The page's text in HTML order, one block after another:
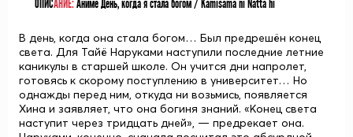
ОПИСАНИЕ:Аниме День, когда я стала богом / Kamisama ni Natta hi
В день, когда она стала богом… Был предрешён конец
света. Для Тайё Наруками наступили последние летние
каникулы в старшей школе. Он учится дни напролет,
готовясь к скорому поступлению в университет… Но
однажды перед ним, откуда ни возьмись, появляется
Хина и заявляет, что она богиня знаний. «Конец света
наступит через тридцать дней», — предрекает она.